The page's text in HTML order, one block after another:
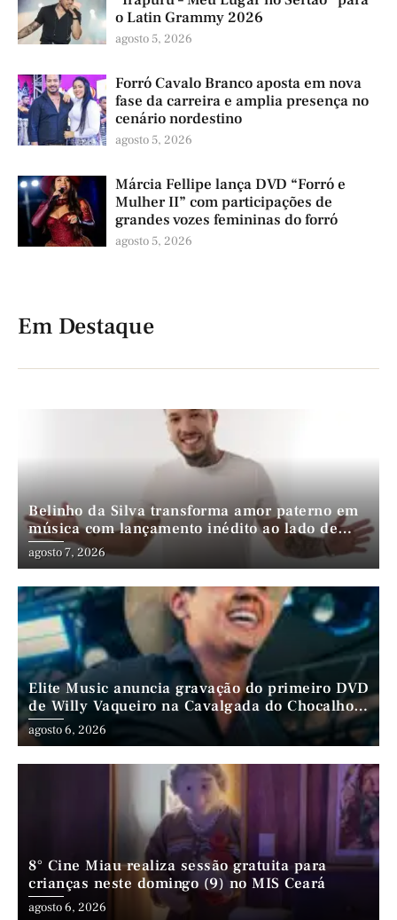
o Latin Grammy 2026
agosto 5, 2026
Forró Cavalo Branco aposta em nova
fase da carreira e amplia presença no
cenário nordestino
agosto 5, 2026
Márcia Fellipe lança DVD “Forró e
Mulher II” com participações de
grandes vozes femininas do forró
agosto 5, 2026
Em Destaque
Belinho da Silva transforma amor paterno em
música com lançamento inédito ao lado de
André da Mata e Mateus Farias
agosto 7, 2026
Elite Music anuncia gravação do primeiro DVD
de Willy Vaqueiro na Cavalgada do Chocalho
(PE)
agosto 6, 2026
8° Cine Miau realiza sessão gratuita para
crianças neste domingo (9) no MIS Ceará
agosto 6, 2026